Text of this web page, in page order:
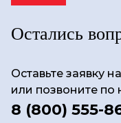
Остались
Оставьте заявку
или позвоните по
8 (800) 555-